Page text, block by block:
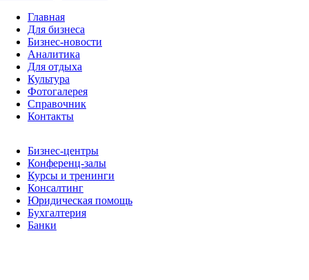
Главная
Для бизнеса
Бизнес-новости
Аналитика
Для отдыха
Культура
Фотогалерея
Справочник
Контакты
Бизнес-центры
Конференц-залы
Курсы и тренинги
Консалтинг
Юридическая помощь
Бухгалтерия
Банки